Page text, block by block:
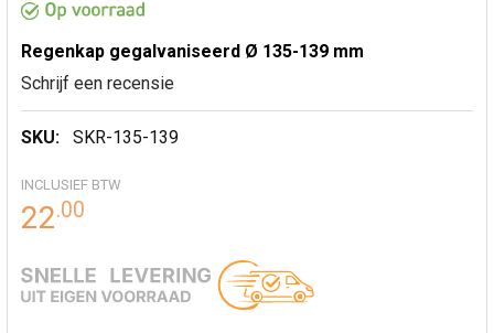
Regenkap gegalvaniseerd Ø 135-139 mm
Schrijf een recensie
SKU: SKR-135-139
INCLUSIEF BTW
22.00